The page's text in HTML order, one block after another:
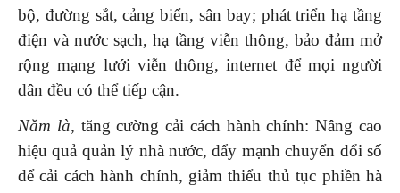
bộ, đường sắt, cảng biển, sân bay; phát triển hạ tầng
điện và nước sạch, hạ tầng viễn thông, bảo đảm mở
rộng mạng lưới viễn thông, internet để mọi người
dân đều có thể tiếp cận.
Năm là, tăng cường cải cách hành chính: Nâng cao
hiệu quả quản lý nhà nước, đẩy mạnh chuyển đổi số
để cải cách hành chính, giảm thiểu thủ tục phiền hà